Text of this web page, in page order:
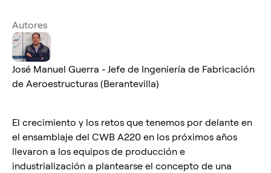
Autores
José Manuel Guerra - Jefe de Ingeniería de Fabricación
de Aeroestructuras (Berantevilla)
El crecimiento y los retos que tenemos por delante en
el ensamblaje del CWB A220 en los próximos años
llevaron a los equipos de producción e
industrialización a plantearse el concepto de una